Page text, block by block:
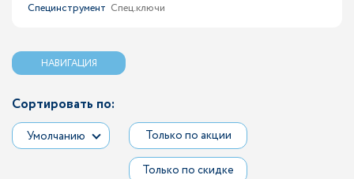
Специнструмент Спец.ключи
НАВИГАЦИЯ
Сортировать по:
Умолчанию Только по акции
Только по скидке